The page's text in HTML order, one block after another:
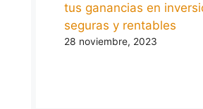
tus ganancias en
seguras y rentables
28 noviembre, 2023